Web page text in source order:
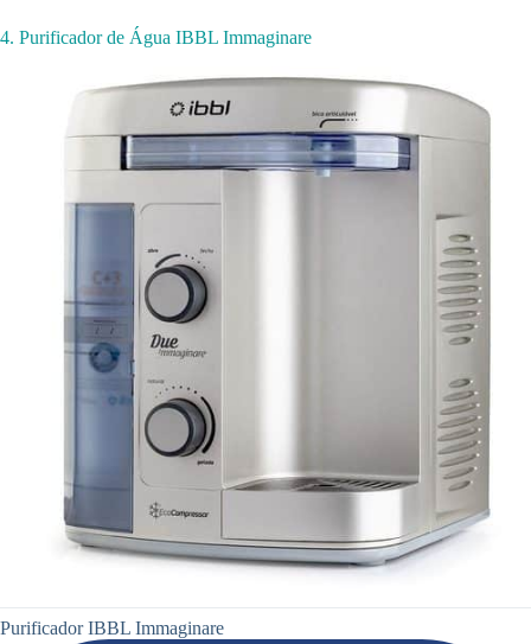
4. Purificador de Água IBBL Immaginare
Purificador IBBL Immaginare